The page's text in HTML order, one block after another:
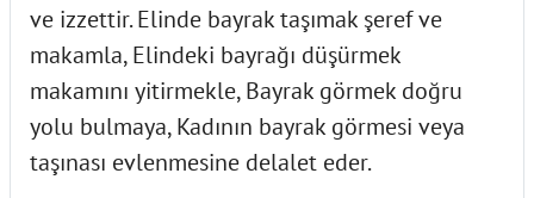
ve izzettir. Elinde bayrak taşımak şeref ve
makamla, Elindeki bayrağı düşürmek
makamını yitirmekle, Bayrak görmek doğru
yolu bulmaya, Kadının bayrak görmesi veya
taşınası evlenmesine delalet eder.